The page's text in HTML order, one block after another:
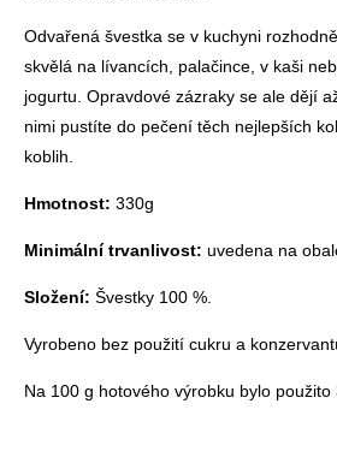
Odvařená švestka se v kuchyni
skvělá na lívancích, palačince, v kaši
jogurtu. Opravdové zázraky se ale dějí
nimi pustíte do pečení těch nejlepších
koblih.
Hmotnost: 330g
Minimální trvanlivost: uvedena na
Složení: Švestky 100 %.
Vyrobeno bez použití cukru a
Na 100 g hotového výrobku bylo použito